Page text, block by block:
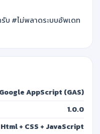
รับ #ไม่พลาดระบบอัพเดท
Google AppScript (GAS)
1.0.0
Html + CSS + JavaScript